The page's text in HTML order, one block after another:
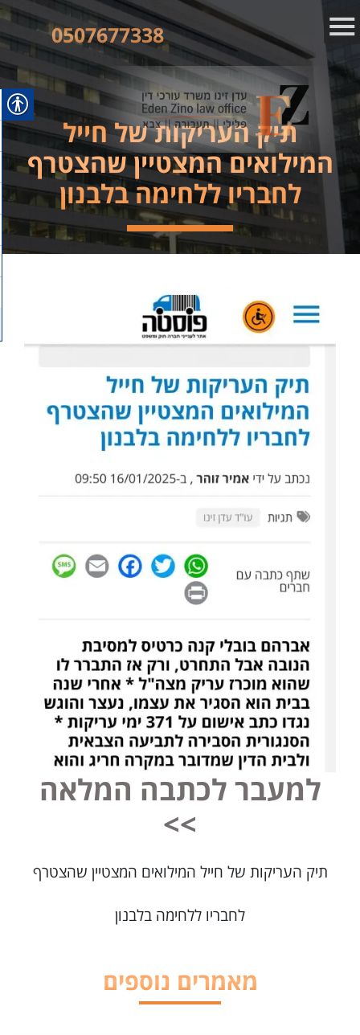
0507677338
תיק העריקות של חייל
המילואים המצטיין שהצטרף
לחבריו ללחימה בלבנון
למעבר לכתבה המלאה
>>
תיק העריקות של חייל המילואים המצטיין שהצטרף
לחבריו ללחימה בלבנון
מאמרים נוספים